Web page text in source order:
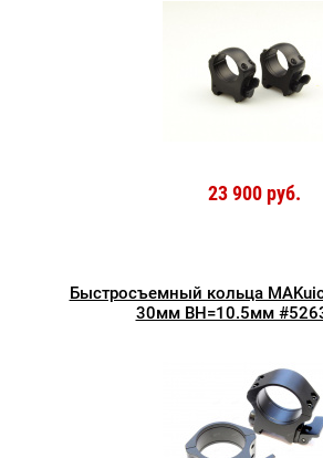
23 900 руб.
Быстросъемный кольца
30мм BH=10.5мм